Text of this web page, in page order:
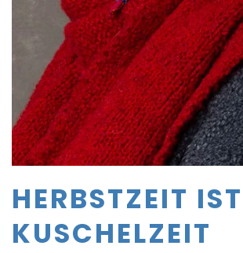
HERBSTZEIT IST
KUSCHELZEIT